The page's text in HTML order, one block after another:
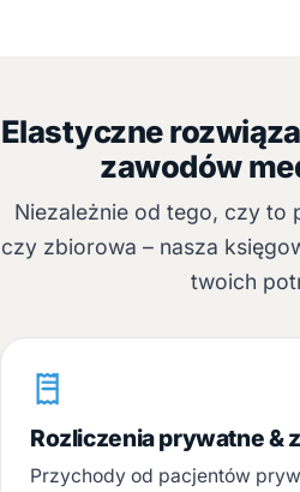
Elastyczne
zawodów
Niezależnie od tego, czy to
czy zbiorowa – nasza
twoich
Rozliczenia prywatne &
Przychody od pacjentów